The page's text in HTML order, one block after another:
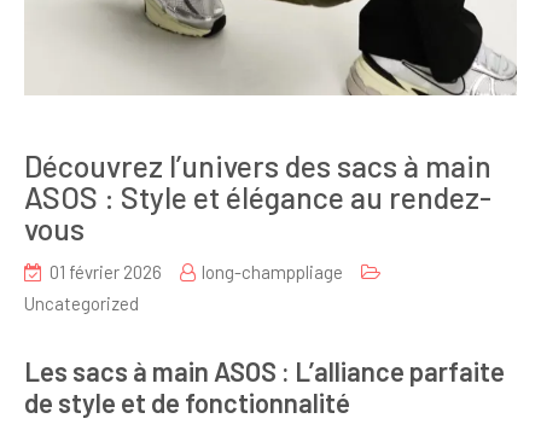
Découvrez l’univers des sacs à main
ASOS : Style et élégance au rendez-
vous
01 février 2026
long-champpliage
Uncategorized
Les sacs à main ASOS : L’alliance parfaite
de style et de fonctionnalité